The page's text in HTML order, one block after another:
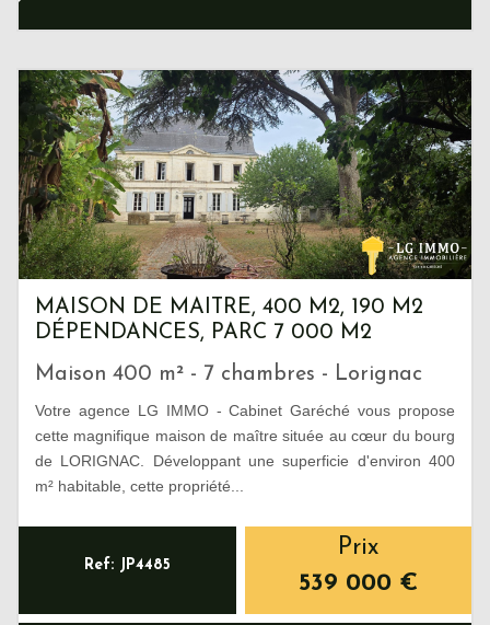
MAISON DE MAITRE, 400 M2, 190 M2
DÉPENDANCES, PARC 7 000 M2
Maison 400 m² - 7 chambres - Lorignac
Votre agence LG IMMO - Cabinet Garéché vous propose
cette magnifique maison de maître située au cœur du bourg
de LORIGNAC. Développant une superficie d'environ 400
m² habitable, cette propriété...
Ref: JP4485
Prix
539 000 €